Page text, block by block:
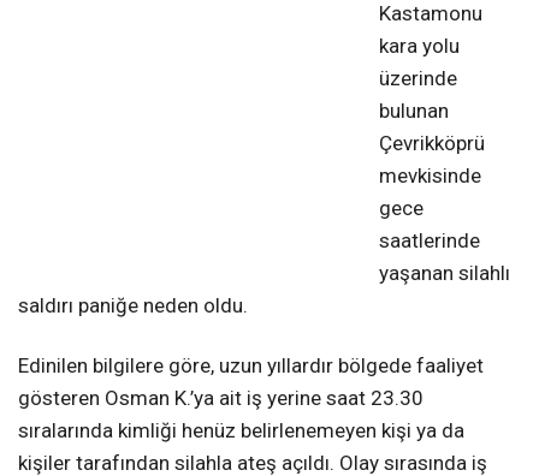
Kastamonu
kara yolu
üzerinde
bulunan
Çevrikköprü
mevkisinde
gece
saatlerinde
yaşanan silahlı
saldırı paniğe neden oldu.
Edinilen bilgilere göre, uzun yıllardır bölgede faaliyet
gösteren Osman K.’ya ait iş yerine saat 23.30
sıralarında kimliği henüz belirlenemeyen kişi ya da
kişiler tarafından silahla ateş açıldı. Olay sırasında iş